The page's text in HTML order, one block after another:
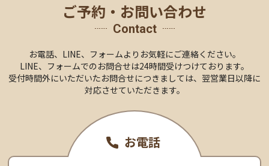
ご予約・お問い合わせ
Contact
お電話、LINE、 フォームより お気軽にご連絡ください。
LINE、フォームでのお問合せは24時間受けつけております。
受付時間外にいただいたお問合せにつきましては、 翌営業日以降に
対応させていただきます。
お電話